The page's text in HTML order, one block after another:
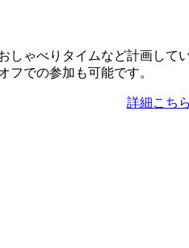
ゃべりタイムなど計画して
での参加も可能です。
詳細こちら